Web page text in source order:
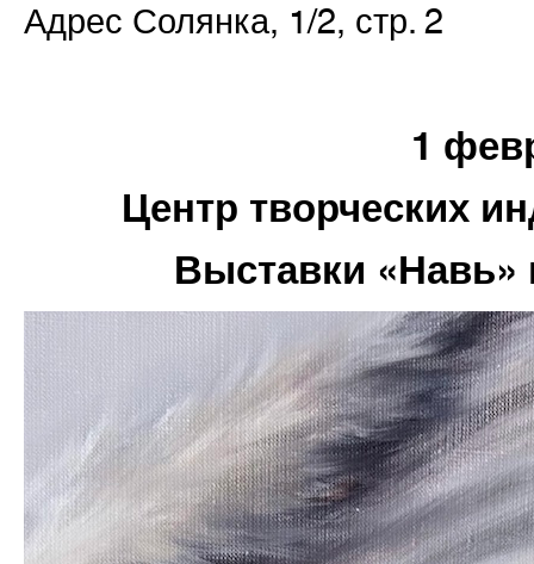
Адрес Солянка, 1/2, стр. 2
1
Центр творческих
Выставки «Навь»